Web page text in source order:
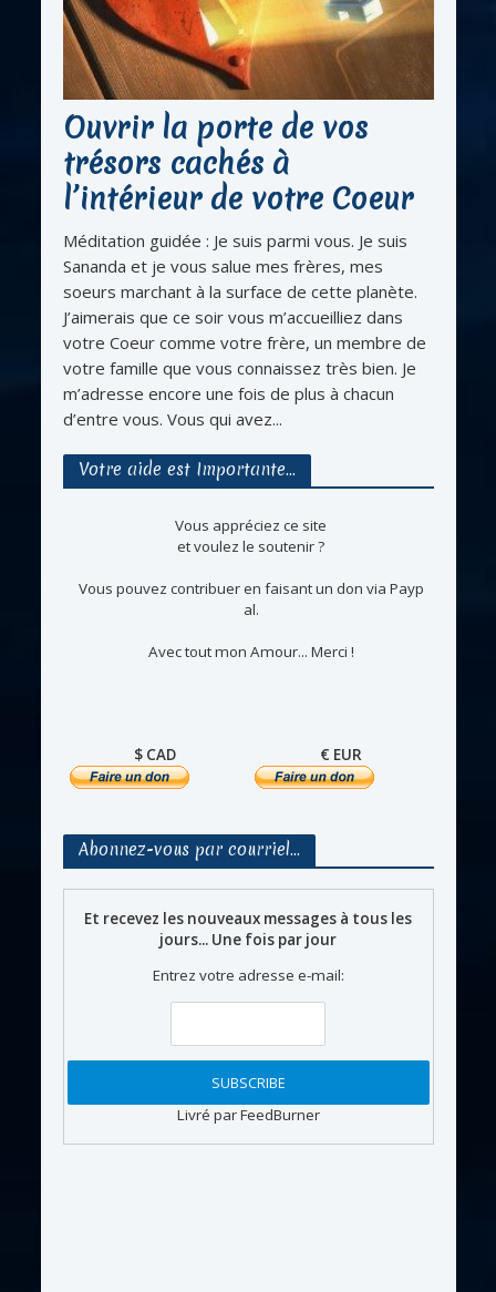
Ouvrir la porte de vos
trésors cachés à
l’intérieur de votre Coeur
Méditation guidée : Je suis parmi vous. Je suis
Sananda et je vous salue mes frères, mes
soeurs marchant à la surface de cette planète.
J’aimerais que ce soir vous m’accueilliez dans
votre Coeur comme votre frère, un membre de
votre famille que vous connaissez très bien. Je
m’adresse encore une fois de plus à chacun
d’entre vous. Vous qui avez...
Votre aide est Importante…
Vous appréciez ce site
et voulez le soutenir ?
Vous pouvez contribuer en faisant un don via Payp
al.
Avec tout mon Amour... Merci !
$ CAD € EUR
Abonnez-vous par courriel…
Et recevez les nouveaux messages à tous les
jours... Une fois par jour
Entrez votre adresse e-mail:
Livré par FeedBurner